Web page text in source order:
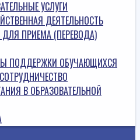
УСЛУГИ
ДЕЯТЕЛЬНОСТЬ
ПРИЕМА (ПЕРЕВОДА)
ПОДДЕРЖКИ ОБУЧАЮЩИХСЯ
В ОБРАЗОВАТЕЛЬНОЙ